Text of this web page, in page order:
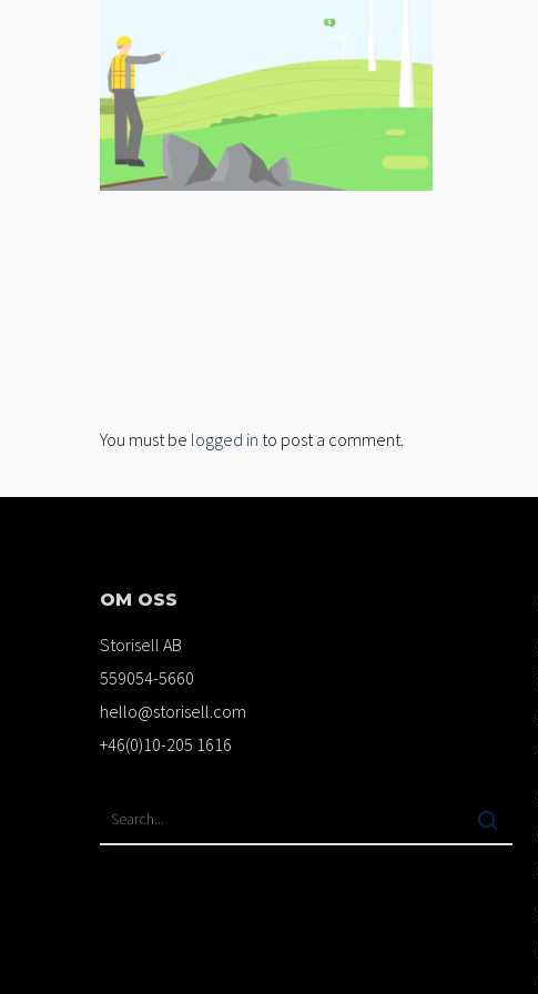
You must be logged in to post a comment.
OM OSS
Storisell AB
559054-5660
hello@storisell.com
+46(0)10-205 1616